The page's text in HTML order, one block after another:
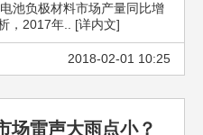
池负极材料市场产量同比增
，2017年.. [详内文]
2018-02-01 10:25
场雷声大雨点小？